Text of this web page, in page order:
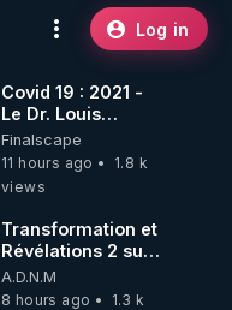
Log in
Covid 19 : 2021 -
Le Dr. Louis
Fouché renverse
le plateau de
CNews !
Finalscape
11 hours ago
1.8 k
views
Transformation et
Révélations 2 sur
2 - live du
07/08/26
A.D.N.M
8 hours ago
1.3 k